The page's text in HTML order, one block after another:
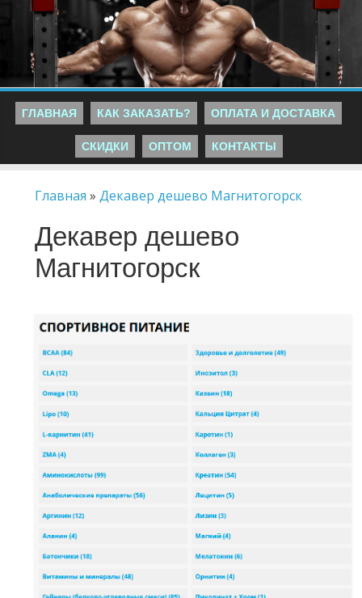
ГЛАВНАЯ КАК ЗАКАЗАТЬ? ОПЛАТА И ДОСТАВКА
СКИДКИ ОПТОМ КОНТАКТЫ
Главная »Декавер дешево Магнитогорск
Декавер дешево
Магнитогорск